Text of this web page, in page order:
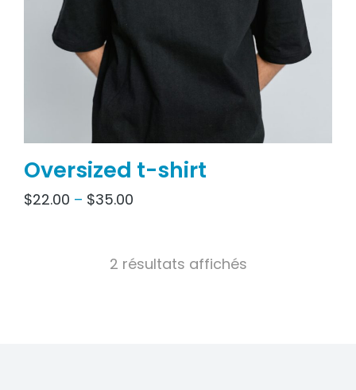
Oversized t-shirt
$22.00 – $35.00
2 résultats affichés